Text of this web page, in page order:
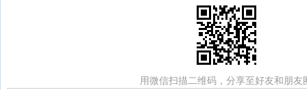
用微信扫描二维码，分享至好友和朋友